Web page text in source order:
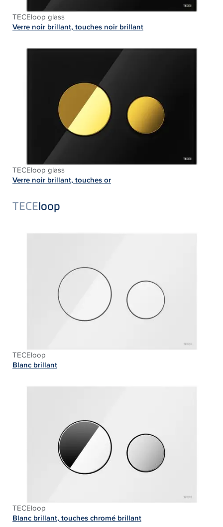
TECEloop glass
Verre noir brillant, touches noir brillant
TECEloop glass
Verre noir brillant, touches or
TECEloop
TECEloop
Blanc brillant
TECEloop
Blanc brillant, touches chromé brillant